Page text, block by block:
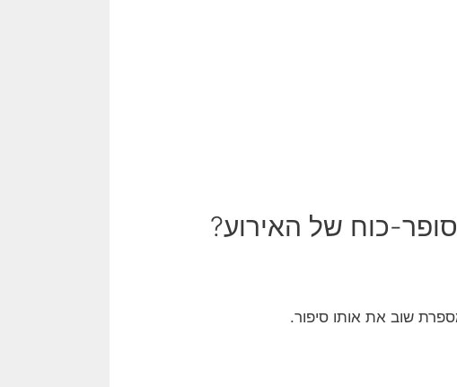
כוח של האירוע?
שוב את אותו סיפור.